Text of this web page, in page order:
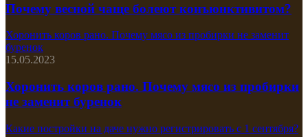
Почему весной чаще болеют конъюнктивитом?
Хоронить коров рано. Почему мясо из пробирки не заменит
буренок
15.05.2023
Хоронить коров рано. Почему мясо из пробирки
не заменит буренок
Какие постройки на даче нужно регистрировать с 1 сентября?